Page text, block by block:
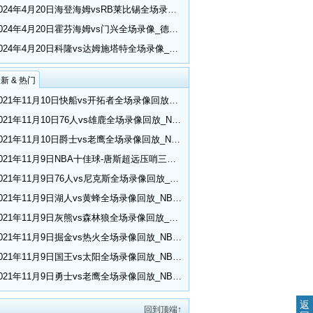
2024年4月20日海登海姆vsRB莱比锡全场录像_德甲第30轮
2024年4月20日霍芬海姆vs门兴全场录像_德甲第30轮
2024年4月20日科隆vs达姆施塔特全场录像_德甲第30轮
& 热门
2021年11月10日快船vs开拓者全场录像回放_NBA常规赛
2021年11月10日76人vs雄鹿全场录像回放_NBA常规赛
2021年11月10日爵士vs老鹰全场录像回放_NBA常规赛
2021年11月9日NBA十佳球-唐斯超远压哨三分 小乔丹空接隔扣
2021年11月9日76人vs尼克斯全场录像回放_NBA常规赛
2021年11月9日湖人vs黄蜂全场录像回放_NBA常规赛
2021年11月9日灰熊vs森林狼全场录像回放_NBA常规赛
2021年11月9日掘金vs热火全场录像回放_NBA常规赛
2021年11月9日国王vs太阳全场录像回放_NBA常规赛
2021年11月9日勇士vs老鹰全场录像回放_NBA常规赛
回到顶端↑
返